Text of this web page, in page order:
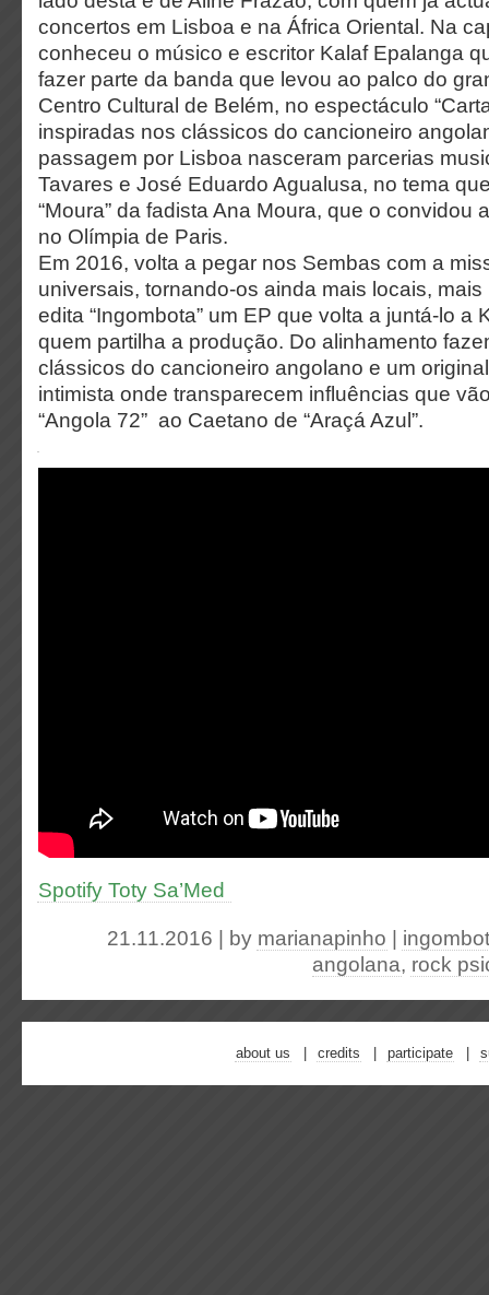
concertos em Lisboa e na África Oriental. Na
conheceu o músico e escritor Kalaf Epalanga
fazer parte da banda que levou ao palco do
Centro Cultural de Belém, no espectáculo
inspiradas nos clássicos do cancioneiro
passagem por Lisboa nasceram parcerias
Tavares e José Eduardo Agualusa, no tema
“Moura” da fadista Ana Moura, que o convidou
no Olímpia de Paris.
Em 2016, volta a pegar nos Sembas com a
universais, tornando-os ainda mais locais,
edita “Ingombota” um EP que volta a juntá-lo a
quem partilha a produção. Do alinhamento
clássicos do cancioneiro angolano e um
intimista onde transparecem influências que
“Angola 72” ao Caetano de “Araçá Azul”.
Spotify Toty Sa’Med
21.11.2016 | by marianapinho
angolana, rock
about us credits participate